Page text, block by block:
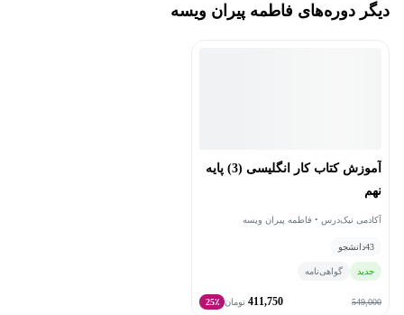
دیگر دوره‌های فاطمه پیران ویسه
آموزش کتاب کار انگلیسی (3) پایه
نهم
آکادمی نیک‌درس • فاطمه پیران ویسه
43دانشجو
جدید گواهی‌نامه
549,000
411,750 تومان 25٪